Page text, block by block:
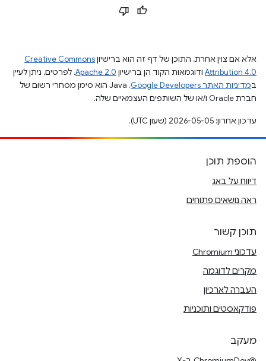
אלא אם צוין אחרת, התוכן של דף זה הוא ברישיוןCreative Commons
Attribution 4.0 ודוגמאות הקוד הן ברישיון Apache 2.0. לפרטים, ניתן לעיין
במדיניות האתר Google Developers‏
.‏ Java הוא סימן מסחרי רשום של
חברת Oracle ו/או של השותפים העצמאיים שלה.
עדכון אחרון: 2026-05-05 (שעון UTC).
הוספת תוכן
דיווח על באג
ראה נושאים פתוחים
תוכן קשור
עדכוני Chromium
מקרים לדוגמה
העברה לארכיון
פודקאסטים ותוכניות
מעקב